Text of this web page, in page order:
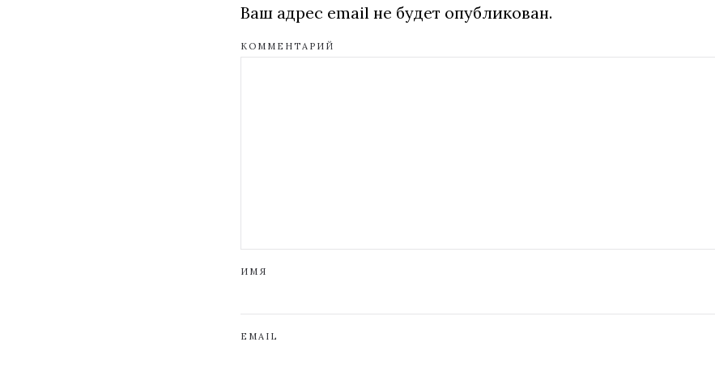
Ваш адрес email не будет опубликован.
КОММЕНТАРИЙ
ИМЯ
EMAIL